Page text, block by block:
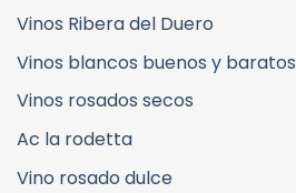
Vinos Ribera del Duero
Vinos blancos buenos y baratos
Vinos rosados secos
Ac la rodetta
Vino rosado dulce